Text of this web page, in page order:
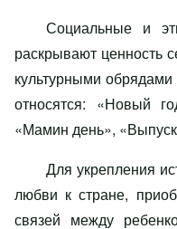
Социальные и
раскрывают ценность
культурными
относятся: «Новый
«Мамин день»,
Для укрепления
любви к стране,
связей между